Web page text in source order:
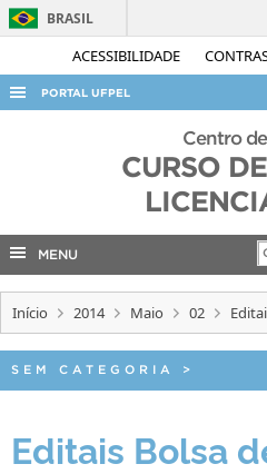
ACESSIBILIDADE
BRASIL
PORTAL UFPEL
ACESSO À INFORMAÇÃO
INTERNACIONAL
Centro
CURSO
MENU
Início 2014 Maio 02
SEM CATEGORIA >
Editais Bolsa